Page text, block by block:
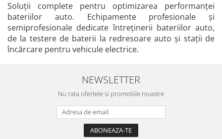
Soluții complete pentru optimizarea performanței
bateriilor auto. Echipamente profesionale și
semiprofesionale dedicate întreținerii bateriilor auto,
de la testere de baterii la redresoare auto și stații de
încărcare pentru vehicule electrice.
NEWSLETTER
Nu rata ofertele si promotiile noastre